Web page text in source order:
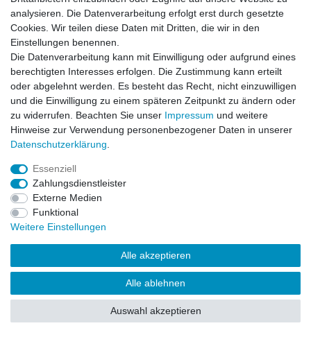
Daten­schutz­erklärung
Barrierefreiheitserklärung Widerrufs­recht
Vertrag widerrufen
© Copyright 2026 | Alle Rechte vorbehalten.
analysieren. Die Datenverarbeitung erfolgt erst durch gesetzte
Cookies. Wir teilen diese Daten mit Dritten, die wir in den
Einstellungen benennen.
Die Datenverarbeitung kann mit Einwilligung oder aufgrund eines
berechtigten Interesses erfolgen. Die Zustimmung kann erteilt
oder abgelehnt werden. Es besteht das Recht, nicht einzuwilligen
und die Einwilligung zu einem späteren Zeitpunkt zu ändern oder
zu widerrufen. Beachten Sie unser Impressum und weitere
Hinweise zur Verwendung personenbezogener Daten in unserer
Daten­schutz­erklärung
Essenziell
Zahlungsdienstleister
Externe Medien
Funktional
Weitere Einstellungen
Alle akzeptieren
Alle ablehnen
Auswahl akzeptieren